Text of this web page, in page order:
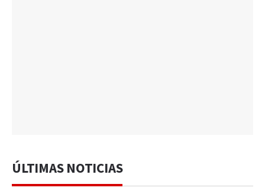
ÚLTIMAS NOTICIAS